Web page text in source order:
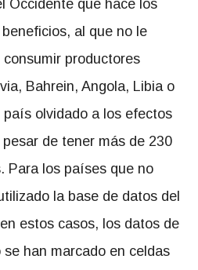
Occidente que hace los
al que no le
productores
Bahrein, Angola, Libia o
olvidado a los efectos
de tener más de 230
Para los países que no
la base de datos del
estos casos, los datos de
han marcado en celdas